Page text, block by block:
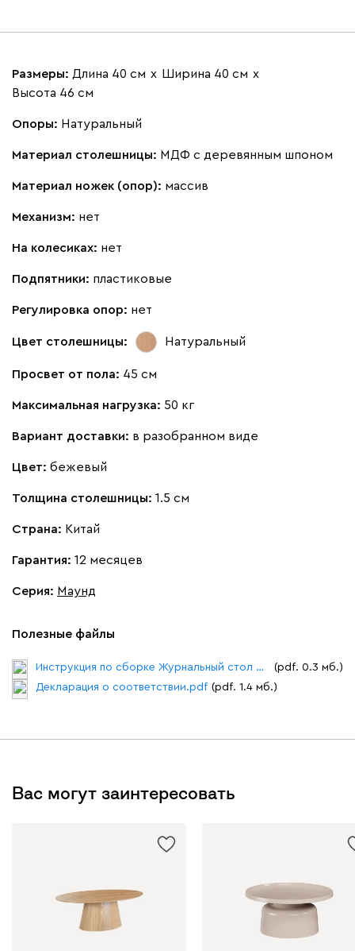
Размеры: Длина 40 см х Ширина 40 см х
Высота 46 см
Опоры: Натуральный
Материал столешницы: МДФ с деревянным шпоном
Материал ножек (опор): массив
Механизм: нет
На колесиках: нет
Подпятники: пластиковые
Регулировка опор: нет
Цвет столешницы: Натуральный
Просвет от пола: 45 см
Максимальная нагрузка: 50 кг
Вариант доставки: в разобранном виде
Цвет: бежевый
Толщина столешницы: 1.5 см
Страна: Китай
Гарантия: 12 месяцев
Серия: Маунд
Полезные файлы
Инструкция по сборке Журнальный стол Маунд.pdf
(pdf. 0.3 мб.)
Декларация о соответствии.pdf (pdf. 1.4 мб.)
Вас могут заинтересовать